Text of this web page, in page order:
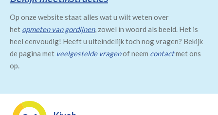
Op onze website staat alles wat u wilt weten over
het opmeten van gordijnen, zowel in woord als beeld. Het is
heel eenvoudig! Heeft u uiteindelijk toch nog vragen? Bekijk
de pagina met veelgestelde vragenof neem contactmet ons
op.